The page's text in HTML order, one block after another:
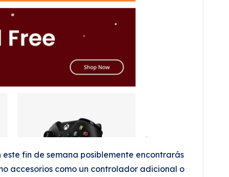
fin de semana posiblemente encontrarás
accesorios como un controlador adicional o